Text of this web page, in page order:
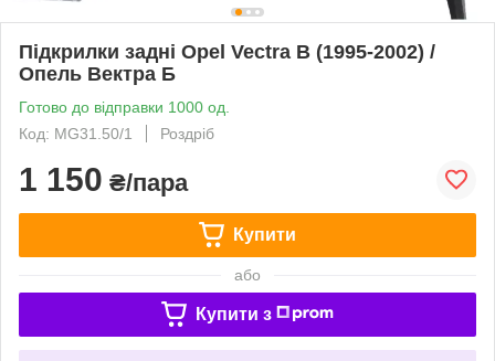
Підкрилки задні Opel Vectra B (1995-2002) /
Опель Вектра Б
Готово до відправки 1000 од.
Код: MG31.50/1
Роздріб
1 150 ₴/пара
Купити
або
Купити з